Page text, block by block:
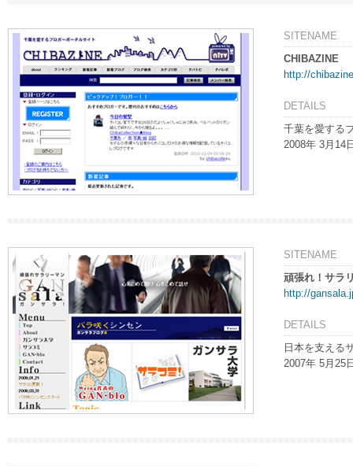
SITENAME
CHIBAZINE
http://
DETAILS
千葉を愛する
2008年 3月14
SITENAME
頑張れ！サラ
http://
DETAILS
日本を支える
2007年 5月25